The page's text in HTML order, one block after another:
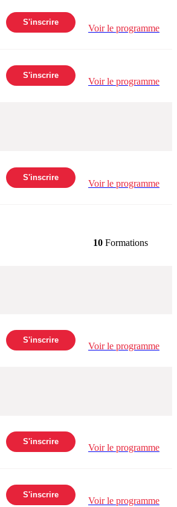
S'inscrire
Voir le programme
S'inscrire
Voir le programme
S'inscrire
Voir le programme
10 Formations
S'inscrire
Voir le programme
S'inscrire
Voir le programme
S'inscrire
Voir le programme